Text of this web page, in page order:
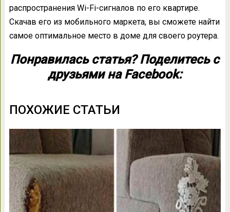
распространения Wi-Fi-сигналов по его квартире.
Скачав его из мобильного маркета, вы сможете найти
самое оптимальное место в доме для своего роутера.
Понравилась статья? Поделитесь с
друзьями на Facebook:
ПОХОЖИЕ СТАТЬИ